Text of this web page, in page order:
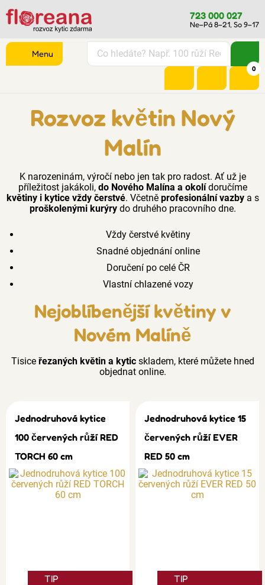
723 000 027
Ne–Pá 8–21, So 9–17
0
Menu
Rozvoz květin Nový
Malín
K narozeninám, výročí nebo jen tak pro radost. Ať už je
příležitost jakákoli, do Nového Malína a okolídoručíme
květiny i kytice vždy čerstvé. Včetně profesionální vazbya s
proškolenými kurýrydo druhého pracovního dne.
Vždy čerstvé květiny
Snadné objednání online
Doručení po celé ČR
Vlastní chlazené vozy
Nejoblíbenější květiny v
Novém Malíně
Tisice řezaných květin a kyticskladem, které můžete hned
objednat online.
Jednodruhová kytice
100 červených růží RED
TORCH 60 cm
TIP
Jednodruhová kytice 15
červených růží EVER
RED 50 cm
TIP